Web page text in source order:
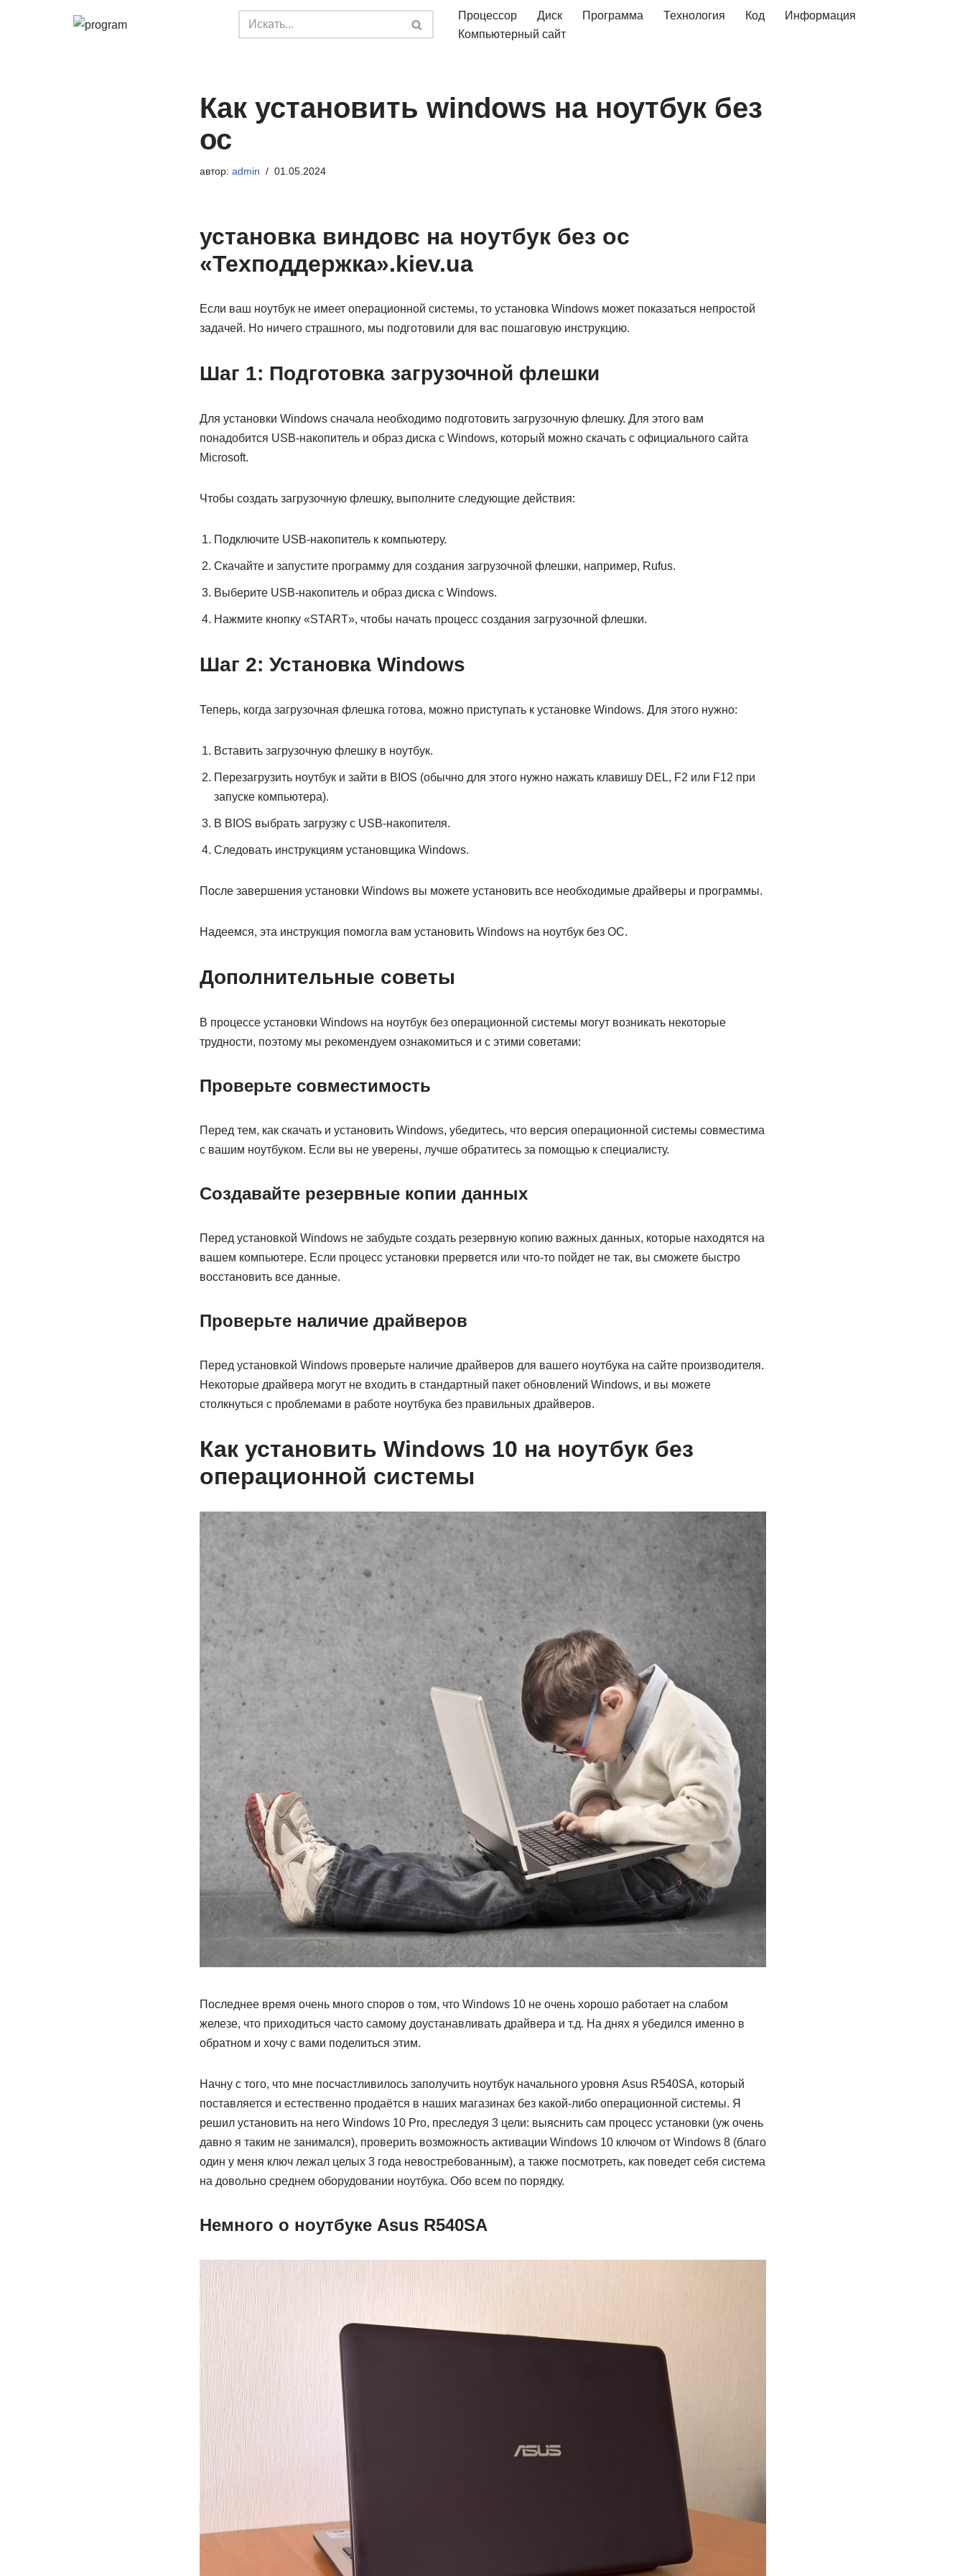
Процессор Диск Программа Технология Код
Информация
Компьютерный сайт
Как установить windows на ноутбук без
ос
автор: admin 01.05.2024
установка виндовс на ноутбук без ос
«Техподдержка».kiev.ua
Если ваш ноутбук не имеет операционной системы, то установка Windows может показаться непростой
задачей. Но ничего страшного, мы подготовили для вас пошаговую инструкцию.
Шаг 1: Подготовка загрузочной флешки
Для установки Windows сначала необходимо подготовить загрузочную флешку. Для этого вам
понадобится USB-накопитель и образ диска с Windows, который можно скачать с официального сайта
Microsoft.
Чтобы создать загрузочную флешку, выполните следующие действия:
Подключите USB-накопитель к компьютеру.
Скачайте и запустите программу для создания загрузочной флешки, например, Rufus.
Выберите USB-накопитель и образ диска с Windows.
Нажмите кнопку «START», чтобы начать процесс создания загрузочной флешки.
Шаг 2: Установка Windows
Теперь, когда загрузочная флешка готова, можно приступать к установке Windows. Для этого нужно:
Вставить загрузочную флешку в ноутбук.
Перезагрузить ноутбук и зайти в BIOS (обычно для этого нужно нажать клавишу DEL, F2 или F12 при
запуске компьютера).
В BIOS выбрать загрузку с USB-накопителя.
Следовать инструкциям установщика Windows.
После завершения установки Windows вы можете установить все необходимые драйверы и программы.
Надеемся, эта инструкция помогла вам установить Windows на ноутбук без ОС.
Дополнительные советы
В процессе установки Windows на ноутбук без операционной системы могут возникать некоторые
трудности, поэтому мы рекомендуем ознакомиться и с этими советами:
Проверьте совместимость
Перед тем, как скачать и установить Windows, убедитесь, что версия операционной системы совместима
с вашим ноутбуком. Если вы не уверены, лучше обратитесь за помощью к специалисту.
Создавайте резервные копии данных
Перед установкой Windows не забудьте создать резервную копию важных данных, которые находятся на
вашем компьютере. Если процесс установки прервется или что-то пойдет не так, вы сможете быстро
восстановить все данные.
Проверьте наличие драйверов
Перед установкой Windows проверьте наличие драйверов для вашего ноутбука на сайте производителя.
Некоторые драйвера могут не входить в стандартный пакет обновлений Windows, и вы можете
столкнуться с проблемами в работе ноутбука без правильных драйверов.
Как установить Windows 10 на ноутбук без
операционной системы
Последнее время очень много споров о том, что Windows 10 не очень хорошо работает на слабом
железе, что приходиться часто самому доустанавливать драйвера и т.д. На днях я убедился именно в
обратном и хочу с вами поделиться этим.
Начну с того, что мне посчастливилось заполучить ноутбук начального уровня Asus R540SA, который
поставляется и естественно продаётся в наших магазинах без какой-либо операционной системы. Я
решил установить на него Windows 10 Pro, преследуя 3 цели: выяснить сам процесс установки (уж очень
давно я таким не занимался), проверить возможность активации Windows 10 ключом от Windows 8 (благо
один у меня ключ лежал целых 3 года невостребованным), а также посмотреть, как поведет себя система
на довольно среднем оборудовании ноутбука. Обо всем по порядку.
Немного о ноутбуке Asus R540SA